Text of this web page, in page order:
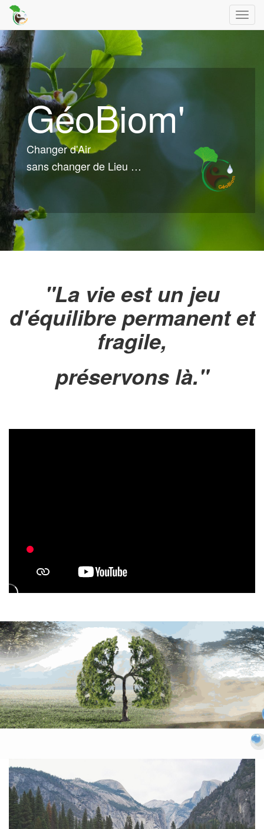
GéoBiom'
Changer d'Air
sans changer de Lieu …
"La vie est un jeu
d'équilibre permanent et
fragile,
préservons là."